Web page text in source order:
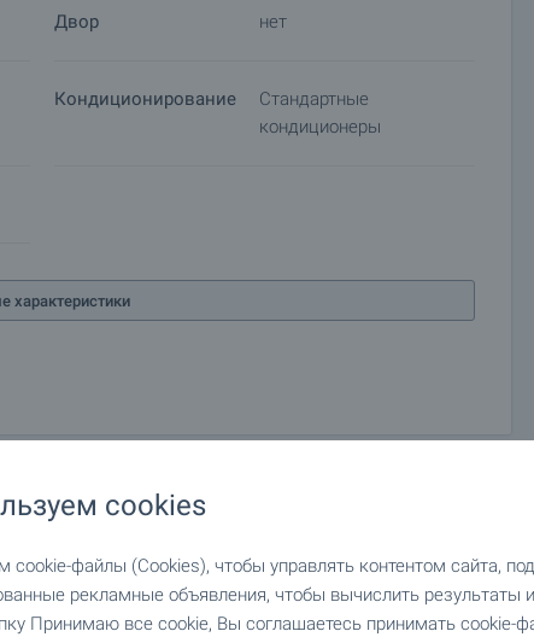
Двор нет
Кондиционирование
Стандартные
кондиционеры
характеристики
cookies
cookie-файлы (Cookies), чтобы управлять контентом сайта,
рекламные объявления, чтобы вычислить результаты
Принимаю все cookie, Вы соглашаетесь принимать cookie-